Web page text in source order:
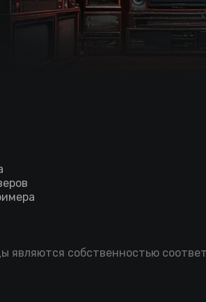
являются собственностью